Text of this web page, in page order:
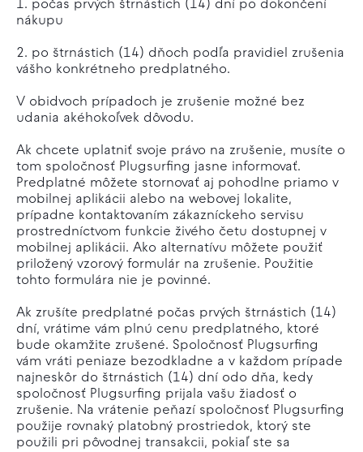
1. počas prvých štrnástich (14) dní po dokončení
nákupu
2. po štrnástich (14) dňoch podľa pravidiel zrušenia
vášho konkrétneho predplatného.
V obidvoch prípadoch je zrušenie možné bez
udania akéhokoľvek dôvodu.
Ak chcete uplatniť svoje právo na zrušenie, musíte o
tom spoločnosť Plugsurfing jasne informovať.
Predplatné môžete stornovať aj pohodlne priamo v
mobilnej aplikácii alebo na webovej lokalite,
prípadne kontaktovaním zákazníckeho servisu
prostredníctvom funkcie živého četu dostupnej v
mobilnej aplikácii. Ako alternatívu môžete použiť
priložený vzorový formulár na zrušenie. Použitie
tohto formulára nie je povinné.
Ak zrušíte predplatné počas prvých štrnástich (14)
dní, vrátime vám plnú cenu predplatného, ktoré
bude okamžite zrušené. Spoločnosť Plugsurfing
vám vráti peniaze bezodkladne a v každom prípade
najneskôr do štrnástich (14) dní odo dňa, kedy
spoločnosť Plugsurfing prijala vašu žiadosť o
zrušenie. Na vrátenie peňazí spoločnosť Plugsurfing
použije rovnaký platobný prostriedok, ktorý ste
použili pri pôvodnej transakcii, pokiaľ ste sa